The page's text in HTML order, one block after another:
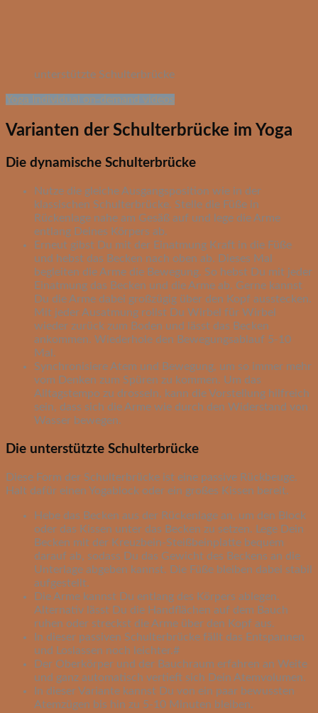
unterstützte Schulterbrücke
Yoga Individual on-demand videos
Varianten der Schulterbrücke im Yoga
Die dynamische Schulterbrücke
Nutze die gleiche Ausgangsposition wie in der
klassischen Schulterbrücke. Stelle die Füße in
Rückenlage nahe am Gesäß auf und lege die Arme
entlang Deines Körpers ab.
Erneut gibst Du mit der Einatmung Kraft in die Füße
und hebst das Becken nach oben ab. Dieses Mal
begleiten die Arme die Bewegung. So hebst Du mit jeder
Einatmung das Becken und die Arme ab. Gerne kannst
Du die Arme dabei großzügig über den Kopf ausstecken.
Mit jeder Ausatmung rollst Du Wirbel für Wirbel
wieder zurück zum Boden und lässt das Becken
ankommen. Wiederhole den Bewegungsablauf 5-10
Mal.
Synchronisiere Atem und Bewegung, um so immer mehr
vom Denken zum Spüren zu kommen. Um das
Alltagstempo zu drosseln, kann die Vorstellung hilfreich
sein, dass sich die Arme wie durch den Widerstand von
Wasser bewegen.
Die unterstützte Schulterbrücke
Diese Form der Schulterbrücke ist eine passive Rückbeuge.
Halt dafür einen Yogablock oder ein großes Kissen bereit.
Hebe das Becken aus der Rückenlage an, um den Block
oder das Kissen unter das Becken zu setzen. Lege Dein
Becken mit der Kreuzbein-Steißbeinplatte bequem
darauf ab, sodass Du das Gewicht des Beckens an die
Unterlage abgeben kannst. Die Füße bleiben dabei stabil
aufgestellt.
Die Arme kannst Du entlang des Körpers ablegen.
Alternativ lässt Du die Handflächen auf dem Bauch
ruhen oder streckst die Arme über den Kopf aus.
In dieser passiven Schulterbrücke fällt das Entspannen
und Loslassen noch leichter.#
Der Oberkörper und der Bauchraum erfahren an Weite
und ganz automatisch vertieft sich Dein Atemvolumen.
In dieser Variante kannst Du von ein paar bewussten
Atemzügen bis hin zu 5-10 Minuten bleiben.